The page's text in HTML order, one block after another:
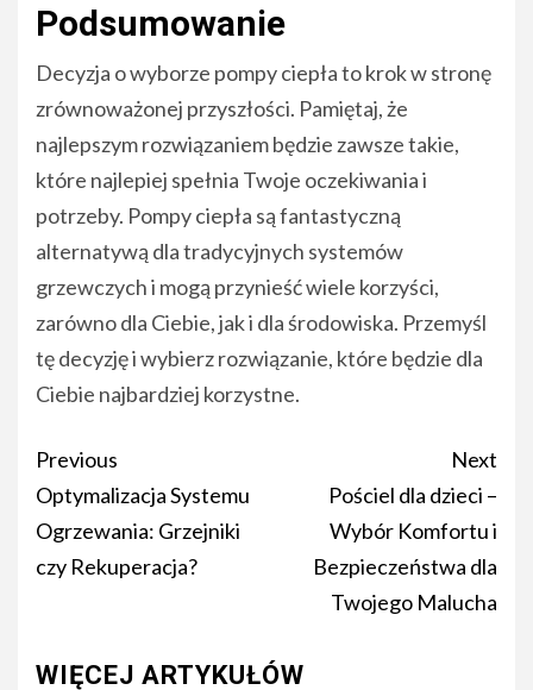
Podsumowanie
Decyzja o wyborze pompy ciepła to krok w stronę
zrównoważonej przyszłości. Pamiętaj, że
najlepszym rozwiązaniem będzie zawsze takie,
które najlepiej spełnia Twoje oczekiwania i
potrzeby. Pompy ciepła są fantastyczną
alternatywą dla tradycyjnych systemów
grzewczych i mogą przynieść wiele korzyści,
zarówno dla Ciebie, jak i dla środowiska. Przemyśl
tę decyzję i wybierz rozwiązanie, które będzie dla
Ciebie najbardziej korzystne.
Post
navigation
Previous
Optymalizacja Systemu
Ogrzewania: Grzejniki
czy Rekuperacja?
Next
Pościel dla dzieci –
Wybór Komfortu i
Bezpieczeństwa dla
Twojego Malucha
WIĘCEJ ARTYKUŁÓW